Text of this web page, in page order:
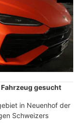
gesucht
in Neuenhof der
Schweizers